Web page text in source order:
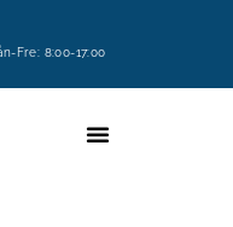
Fre: 8:00-17:00